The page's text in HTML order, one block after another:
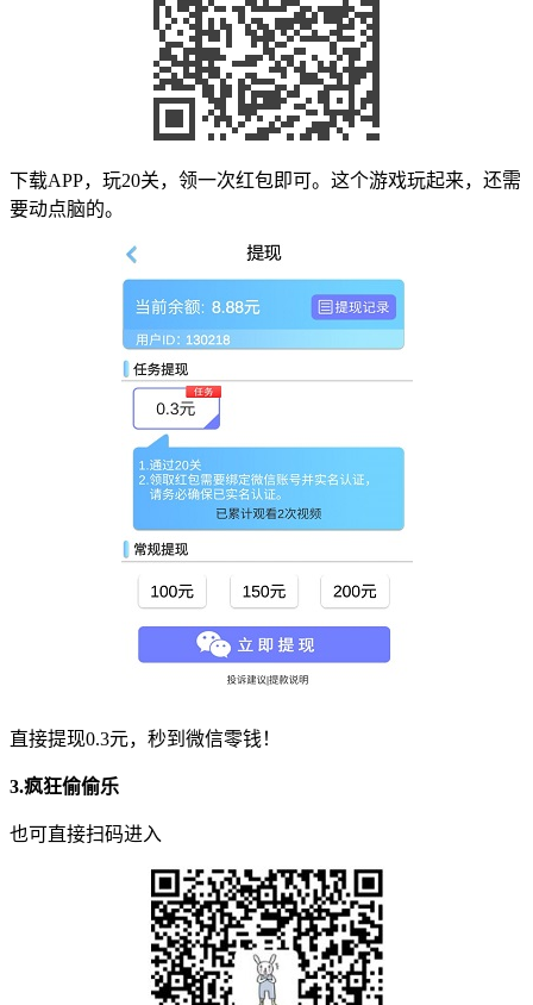
下载APP，玩20关，领一次红包即可。这个游戏玩起来，还需
要动点脑的。
直接提现0.3元，秒到微信零钱！
3.疯狂偷偷乐
也可直接扫码进入